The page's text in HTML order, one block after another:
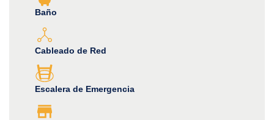
Baño
Cableado de Red
Escalera de Emergencia